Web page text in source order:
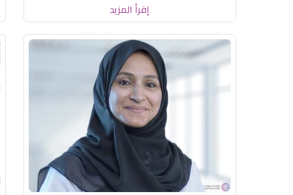
إقرأ المزيد